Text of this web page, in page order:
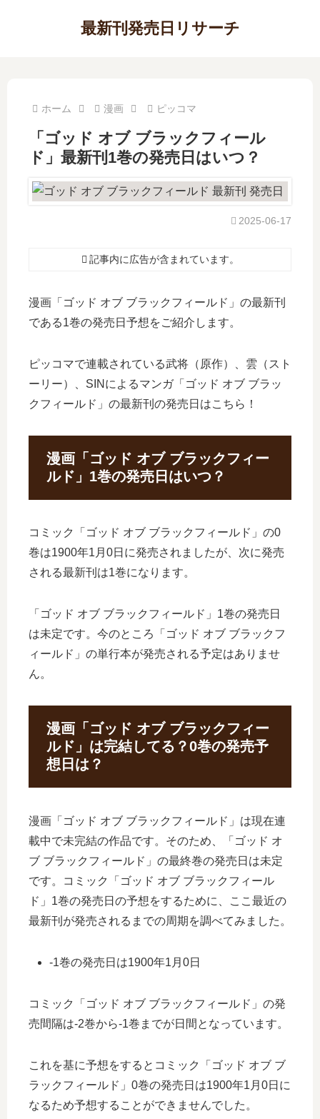
最新刊発売日リサーチ
ホーム 漫画 ピッコマ
「ゴッド オブ ブラックフィール
ド」最新刊1巻の発売日はいつ？
2025-06-17
記事内に広告が含まれています。
漫画「ゴッド オブ ブラックフィールド」の最新刊
である1巻の発売日予想をご紹介します。
ピッコマで連載されている武将（原作）、雲（スト
ーリー）、SINによるマンガ「ゴッド オブ ブラッ
クフィールド」の最新刊の発売日はこちら！
漫画「ゴッド オブ ブラックフィー
ルド」1巻の発売日はいつ？
コミック「ゴッド オブ ブラックフィールド」の0
巻は1900年1月0日に発売されましたが、次に発売
される最新刊は1巻になります。
「ゴッド オブ ブラックフィールド」1巻の発売日
は未定です。今のところ「ゴッド オブ ブラックフ
ィールド」の単行本が発売される予定はありませ
ん。
漫画「ゴッド オブ ブラックフィー
ルド」は完結してる？0巻の発売予
想日は？
漫画「ゴッド オブ ブラックフィールド」は現在連
載中で未完結の作品です。そのため、「ゴッド オ
ブ ブラックフィールド」の最終巻の発売日は未定
です。コミック「ゴッド オブ ブラックフィール
ド」1巻の発売日の予想をするために、ここ最近の
最新刊が発売されるまでの周期を調べてみました。
-1巻の発売日は1900年1月0日
コミック「ゴッド オブ ブラックフィールド」の発
売間隔は-2巻から-1巻までが日間となっています。
これを基に予想をするとコミック「ゴッド オブ ブ
ラックフィールド」0巻の発売日は1900年1月0日に
なるため予想することができませんでした。